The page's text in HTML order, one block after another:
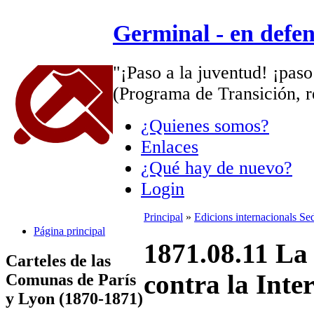
Germinal - en
"¡Paso a la juventud!
(Programa de Transición,
¿Quienes somos?
Enlaces
¿Qué hay de nuevo?
Login
Página principal
Carteles de las
Comunas de París
y Lyon (1870-1871)
Principal » Edicions internacionals
1871.08.11
contra la